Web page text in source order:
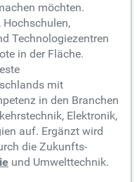
möchten.
Hochschulen,
Technologiezentren
in der Fläche.
mit
in den Branchen
Elektronik,
auf. Ergänzt wird
die Zukunfts-
und Umwelttechnik.